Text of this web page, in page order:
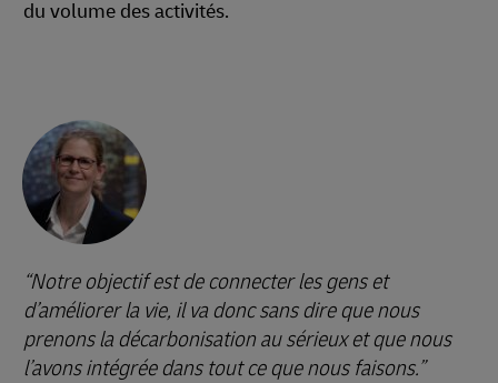
du volume des activités.
Notre objectif est de connecter les gens et
d’améliorer la vie, il va donc sans dire que nous
prenons la décarbonisation au sérieux et que nous
l’avons intégrée dans tout ce que nous faisons.